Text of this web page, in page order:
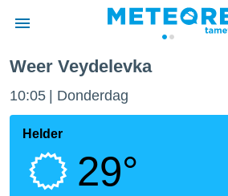
door
verstrekte
hoge
hebt de
Weer Veydelevka
10:05 Donderdag
Helder
29°